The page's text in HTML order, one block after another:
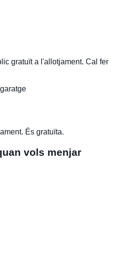
gratuït a l'allotjament. Cal fer
És gratuïta.
vols menjar